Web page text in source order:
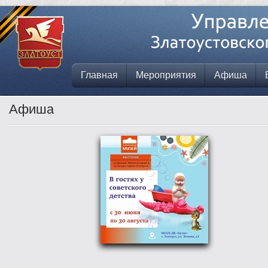
Главная Мероприятия Афиша
Афиша